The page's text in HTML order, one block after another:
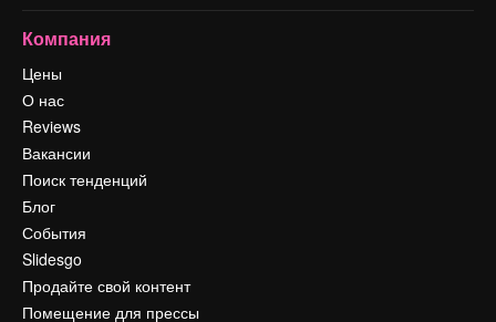
Компания
Цены
О нас
Reviews
Вакансии
Поиск тенденций
Блог
События
Slidesgo
Продайте свой контент
Помещение для прессы